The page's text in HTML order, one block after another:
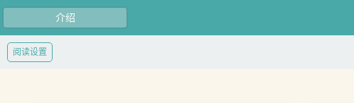
介绍
阅读设置